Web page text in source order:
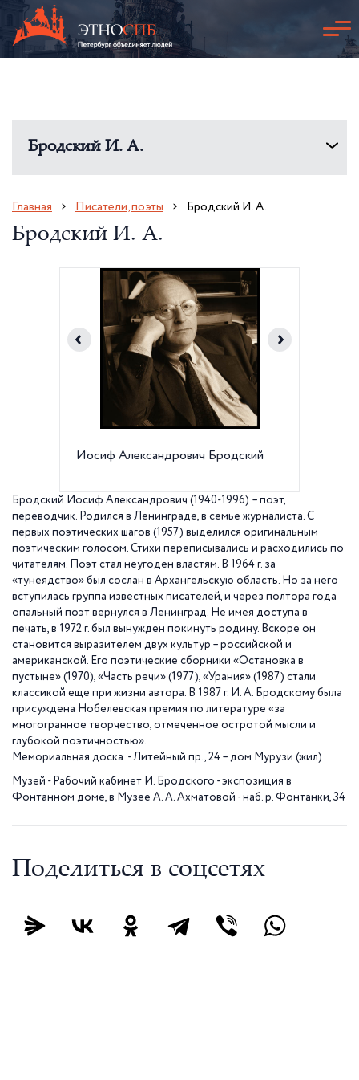
Бродский И. А.
Главная Писатели, поэты Бродский И. А.
Бродский И. А.
Иосиф Александрович Бродский
Бродский Иосиф Александрович (1940-1996) – поэт,
переводчик. Родился в Ленинграде, в семье журналиста. С
первых поэтических шагов (1957) выделился оригинальным
поэтическим голосом. Стихи переписывались и расходились по
читателям. Поэт стал неугоден властям. В 1964 г. за
«тунеядство» был сослан в Архангельскую область. Но за него
вступилась группа известных писателей, и через полтора года
опальный поэт вернулся в Ленинград. Не имея доступа в
печать, в 1972 г. был вынужден покинуть родину. Вскоре он
становится выразителем двух культур – российской и
американской. Его поэтические сборники «Остановка в
пустыне» (1970), «Часть речи» (1977), «Урания» (1987) стали
классикой еще при жизни автора. В 1987 г. И. А. Бродскому была
присуждена Нобелевская премия по литературе «за
многогранное творчество, отмеченное остротой мысли и
глубокой поэтичностью».
Мемориальная доска - Литейный пр., 24 – дом Мурузи (жил)
Музей - Рабочий кабинет И. Бродского - экспозиция в
Фонтанном доме, в Музее А. А. Ахматовой - наб. р. Фонтанки, 34
Поделиться в соцсетях